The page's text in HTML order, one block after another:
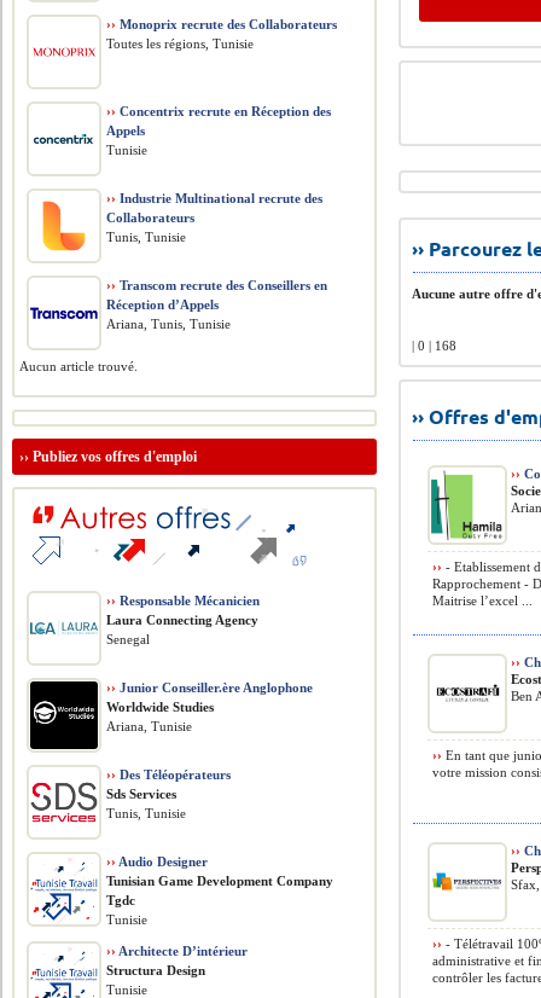
››
Aucune autre offre
| 0 | 168
›› Offres
››
›› - Etablissement
Rapprochement -
Maitrise l’excel ...
››
Ben
›› En tant que
votre mission
››
›› - Télétravail
administrative et
contrôler les
›› Monoprix recrute des Collaborateurs
Toutes les régions, Tunisie
›› Concentrix recrute en Réception des
Appels
Tunisie
›› Industrie Multinational recrute des
Collaborateurs
Tunis, Tunisie
›› Transcom recrute des Conseillers en
Réception d’Appels
Ariana, Tunis, Tunisie
Aucun article trouvé.
››Publiez vos offres d'emploi
›› Responsable Mécanicien
Laura Connecting Agency
Senegal
›› Junior Conseiller.ère Anglophone
Worldwide Studies
Ariana, Tunisie
›› Des Téléopérateurs
Sds Services
Tunis, Tunisie
›› Audio Designer
Tunisian Game Development Company
Tgdc
Tunisie
›› Architecte D’intérieur
Structura Design
Tunisie